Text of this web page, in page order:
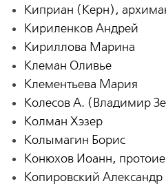
Киприан (Керн),
Кириленков Андрей
Кириллова Марина
Клеман Оливье
Клементьева Мария
Колесов А. (Владимир
Колман Хэзер
Колымагин Борис
Конюхов Иоанн,
Копировский Александр